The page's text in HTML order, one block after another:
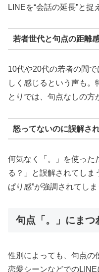
LINEを“会話の延長”と捉
若者世代と句点の距離
10代や20代の若者の間
しく感じるという声も。
とりでは、句点なしの方
怒ってないのに誤解さ
何気なく「。」を使った
る？」と誤解されてしま
ぱり感”が強調されてしま
句点「。」にまつ
性別によっても、句点の
恋愛シーンなどでの